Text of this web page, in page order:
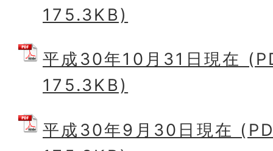
175.3KB)
平成30年10月31日現在
175.3KB)
平成30年9月30日現在